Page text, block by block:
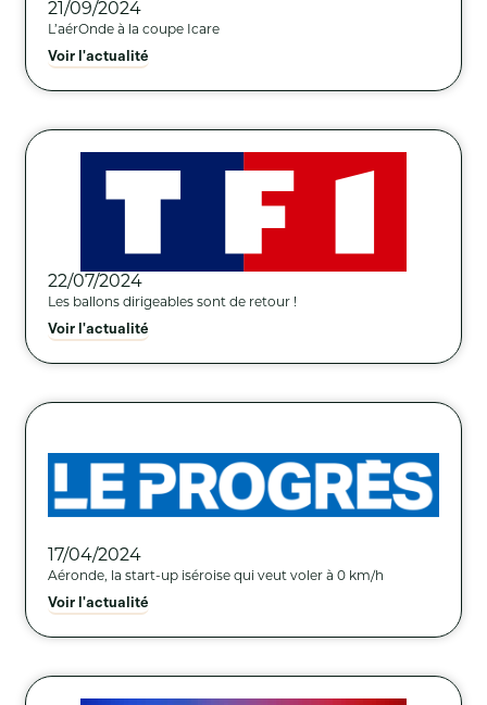
21/09/2024
L’aérOnde à la coupe Icare
Voir l'actualité
22/07/2024
Les ballons dirigeables sont de retour !
Voir l'actualité
17/04/2024
Aéronde, la start-up iséroise qui veut voler à 0 km/h
Voir l'actualité